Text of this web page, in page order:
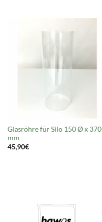
Glasröhre für Silo 150 Ø x 370
mm
45,90€